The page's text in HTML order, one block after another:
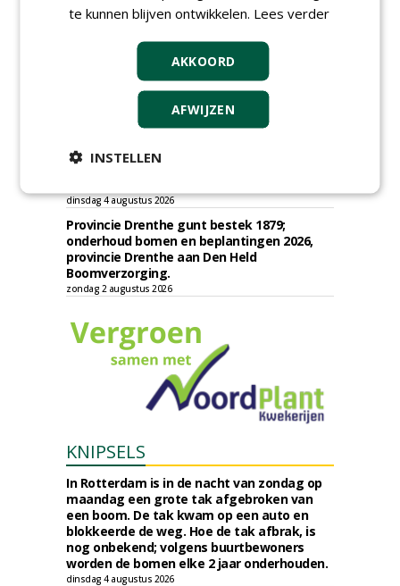
Groenprojecten
vrijdag 7 augustus 2026
Gemeente Eindhoven gunt groot
onderhoud ''Stedelijk bos'' binnen de
bebouwingscontour houtkap aan
Boomrooierij Weijtmans.
donderdag 6 augustus 2026
onderhoud terreinen MUMC+ aan Jonkers
Hoveniers, Dolmans Landscaping Group en
dinsdag 4 augustus 2026
Provincie Drenthe gunt bestek 1879;
onderhoud bomen en beplantingen 2026,
provincie Drenthe aan Den Held
Boomverzorging.
zondag 2 augustus 2026
KNIPSELS
In Rotterdam is in de nacht van zondag op
maandag een grote tak afgebroken van
een boom. De tak kwam op een auto en
blokkeerde de weg. Hoe de tak afbrak, is
nog onbekend; volgens buurtbewoners
worden de bomen elke 2 jaar onderhouden.
dinsdag 4 augustus 2026
te kunnen blijven ontwikkelen. Lees verder
AKKOORD
AFWIJZEN
INSTELLEN